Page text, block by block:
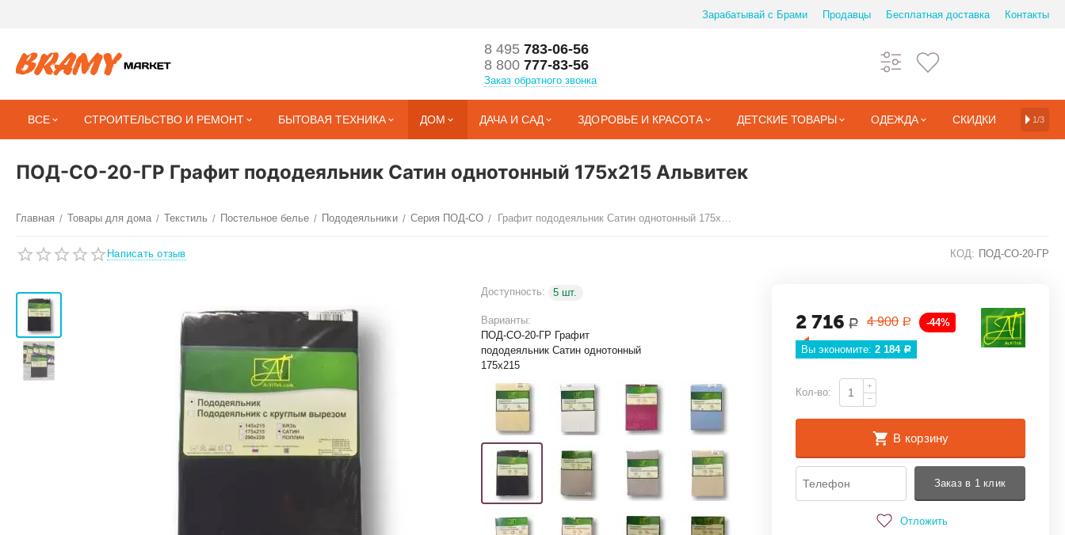
Зарабатывай с Брами Продавцы Бесплатная доставка Контакты
8 495783-06-56
8 800777-83-56
Заказ обратного звонка
ВСЕ СТРОИТЕЛЬСТВО И РЕМОНТ БЫТОВАЯ ТЕХНИКА ДОМ ДАЧА И САД ЗДОРОВЬЕ И КРАСОТА ДЕТСКИЕ ТОВАРЫ ОДЕЖДА СКИДКИ 1/3
ПОД-СО-20-ГР Графит пододеяльник Сатин однотонный 175х215 Альвитек
Главная / Товары для дома / Текстиль / Постельное белье / Пододеяльники / Серия ПОД-СО / Графит пододеяльник Сатин однотонный 175х215
Написать отзыв КОД: ПОД-СО-20-ГР
Доступность: 5 шт.
Варианты:
ПОД-СО-20-ГР Графит
пододеяльник Сатин однотонный
175х215
2 716 Р 4 900 Р -44%
Вы экономите: 2 184 Р
Кол-во:
+
−
В корзину
Заказ в 1 клик
Отложить